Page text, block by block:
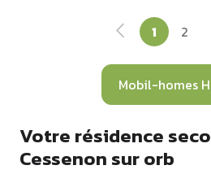
1 2
Mobil-homes
Votre résidence
Cessenon sur orb